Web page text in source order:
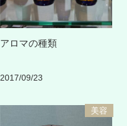
アロマの種類
2017/09/23
美容